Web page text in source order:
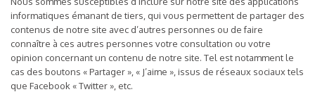
informatiques émanant de tiers, qui vous permettent de partager des
contenus de notre site avec d’autres personnes ou de faire
connaître à ces autres personnes votre consultation ou votre
opinion concernant un contenu de notre site. Tel est notamment le
cas des boutons « Partager », « J’aime », issus de réseaux sociaux tels
que Facebook « Twitter », etc.